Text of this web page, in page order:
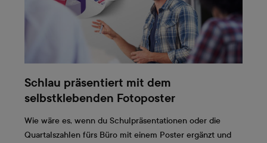
Schlau präsentiert mit dem
selbstklebenden Fotoposter
Wie wäre es, wenn du Schulpräsentationen oder die
Quartalszahlen fürs Büro mit einem Poster ergänzt und